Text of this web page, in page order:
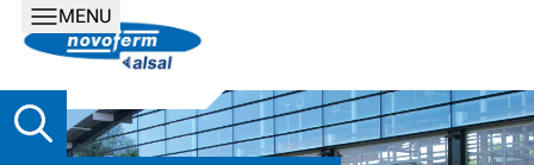
MENU